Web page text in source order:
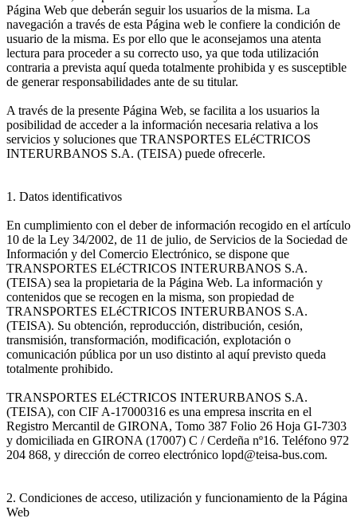
Página Web que deberán seguir los usuarios de la misma. La
navegación a través de esta Página web le confiere la condición de
usuario de la misma. Es por ello que le aconsejamos una atenta
lectura para proceder a su correcto uso, ya que toda utilización
contraria a prevista aquí queda totalmente prohibida y es susceptible
de generar responsabilidades ante de su titular.
A través de la presente Página Web, se facilita a los usuarios la
posibilidad de acceder a la información necesaria relativa a los
servicios y soluciones que TRANSPORTES ELéCTRICOS
INTERURBANOS S.A. (TEISA) puede ofrecerle.
1. Datos identificativos
En cumplimiento con el deber de información recogido en el artículo
10 de la Ley 34/2002, de 11 de julio, de Servicios de la Sociedad de
Información y del Comercio Electrónico, se dispone que
TRANSPORTES ELéCTRICOS INTERURBANOS S.A.
(TEISA) sea la propietaria de la Página Web. La información y
contenidos que se recogen en la misma, son propiedad de
TRANSPORTES ELéCTRICOS INTERURBANOS S.A.
(TEISA). Su obtención, reproducción, distribución, cesión,
transmisión, transformación, modificación, explotación o
comunicación pública por un uso distinto al aquí previsto queda
totalmente prohibido.
TRANSPORTES ELéCTRICOS INTERURBANOS S.A.
(TEISA), con CIF A-17000316 es una empresa inscrita en el
Registro Mercantil de GIRONA, Tomo 387 Folio 26 Hoja GI-7303
y domiciliada en GIRONA (17007) C / Cerdeña nº16. Teléfono 972
204 868, y dirección de correo electrónico lopd@teisa-bus.com.
2. Condiciones de acceso, utilización y funcionamiento de la Página
Web